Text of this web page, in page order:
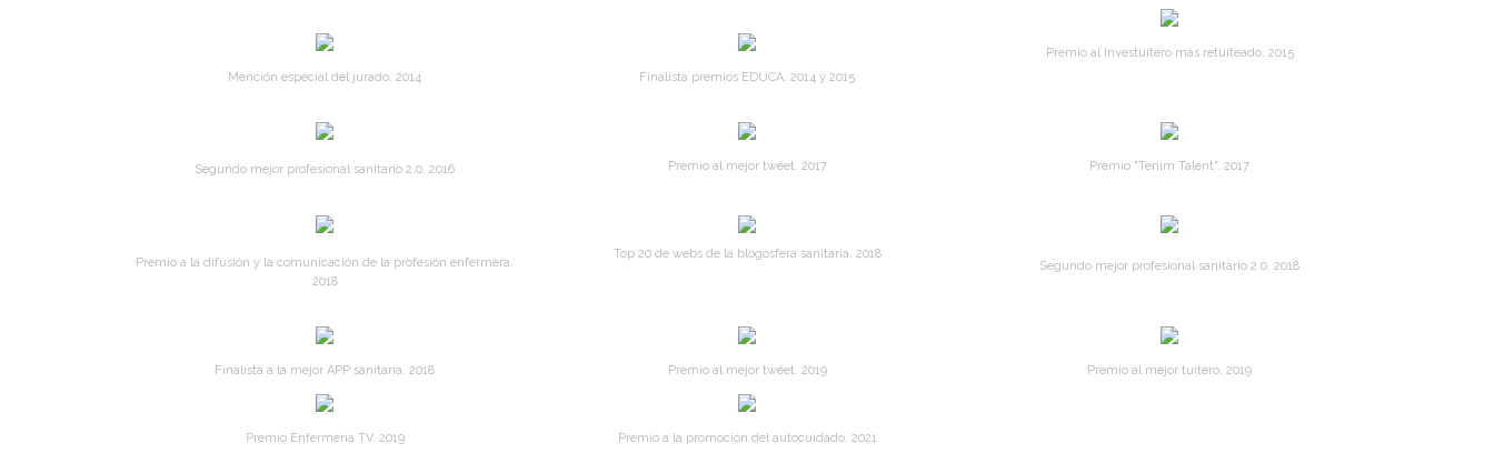
Mención especial del jurado. 2014 Finalista premios EDUCA. 2014 y 2015
Premio al Investuitero más retuiteado. 2015
Segundo mejor profesional sanitario 2.0. 2016 Premio al mejor tweet. 2017 Premio "Tenim Talent". 2017
Premio a la difusión y la comunicación de la profesión enfermera.
2018
Top 20 de webs de la blogosfera sanitaria. 2018
Segundo mejor profesional sanitario 2.0. 2018
Finalista a la mejor APP sanitaria. 2018 Premio al mejor tweet. 2019 Premio al mejor tuitero. 2019
Premio Enfermería TV. 2019 Premio a la promoción del autocuidado. 2021